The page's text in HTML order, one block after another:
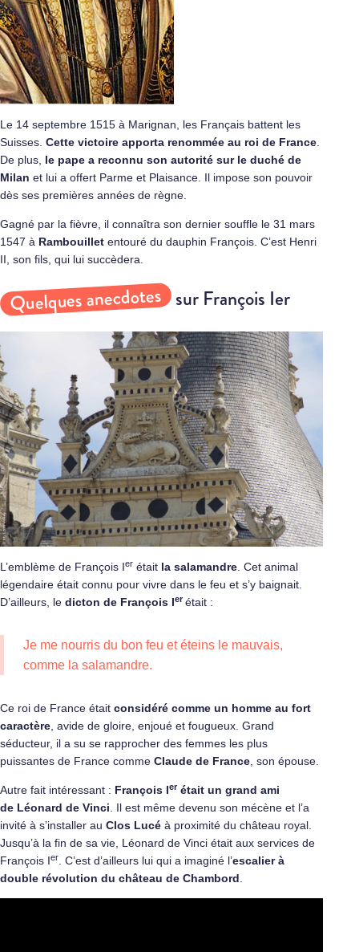
Le 14 septembre 1515 à Marignan, les Français battent les
Suisses. Cette victoire apporta renommée au roi de France.
De plus, le pape a reconnu son autorité sur le duché de
Milan et lui a offert Parme et Plaisance. Il impose son pouvoir
dès ses premières années de règne.
Gagné par la fièvre, il connaîtra son dernier souffle le 31 mars
1547 à Rambouillet entouré du dauphin François. C’est Henri
II, son fils, qui lui succèdera.
Quelques anecdotes sur François Ier
L’emblème de François Ier était la salamandre. Cet animal
légendaire était connu pour vivre dans le feu et s’y baignait.
D’ailleurs, le dicton de François Ier était :
Je me nourris du bon feu et éteins le mauvais,
comme la salamandre.
Ce roi de France était considéré comme un homme au fort
caractère, avide de gloire, enjoué et fougueux. Grand
séducteur, il a su se rapprocher des femmes les plus
puissantes de France comme Claude de France, son épouse.
Autre fait intéressant : François Ier était un grand ami
de Léonard de Vinci. Il est même devenu son mécène et l’a
invité à s’installer au Clos Lucé à proximité du château royal.
Jusqu’à la fin de sa vie, Léonard de Vinci était aux services de
François Ier. C’est d’ailleurs lui qui a imaginé l’escalier à
double révolution du château de Chambord.